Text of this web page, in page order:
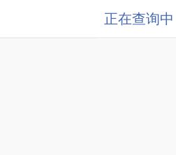
正在查询中